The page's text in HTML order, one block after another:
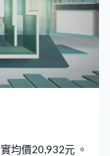
均價20,932元 。